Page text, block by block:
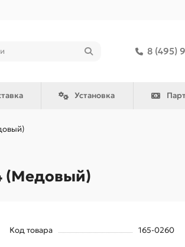
8 (495)
Установка
(Медовый)
Код товара 165-0260